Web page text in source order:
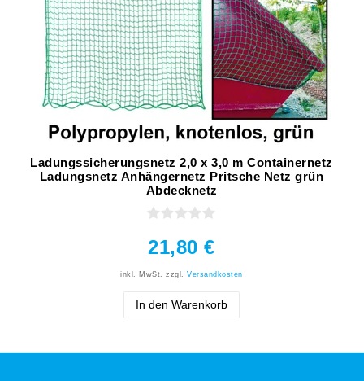
Ladungssicherungsnetz 2,0 x 3,0 m Containernetz
Ladungsnetz Anhängernetz Pritsche Netz grün
Abdecknetz
21,80 €
inkl. MwSt. zzgl.Versandkosten
In den Warenkorb